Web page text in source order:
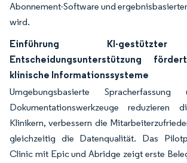
Abonnement-Software und
wird.
Einführung KI-
Entscheidungsunterstützung
klinische Informationssysteme
Umgebungsbasierte
Dokumentationswerkzeuge
Klinikern, verbessern die
gleichzeitig die Datenqualität. Das
Clinic mit Epic und Abridge zeigt erste